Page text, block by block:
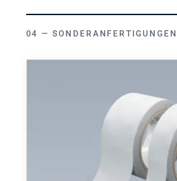
SONDERANFERTIGUNGEN